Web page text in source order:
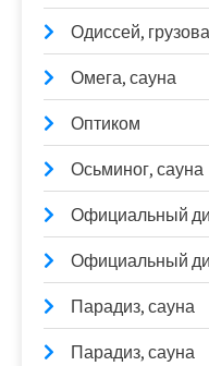
Одиссей,
Омега, сауна
Оптиком
Осьминог, сауна
Официальный
Официальный
Парадиз, сауна
Парадиз, сауна